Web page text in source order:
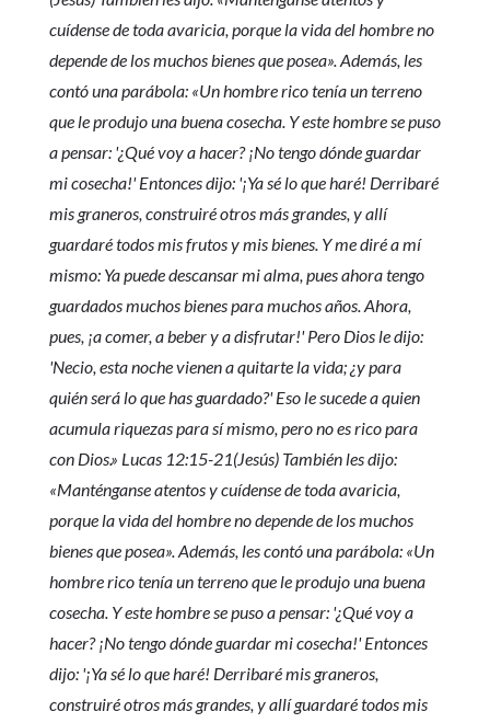
cuídense de toda avaricia, porque la vida del hombre no
depende de los muchos bienes que posea». Además, les
contó una parábola: «Un hombre rico tenía un terreno
que le produjo una buena cosecha. Y este hombre se puso
a pensar: '¿Qué voy a hacer? ¡No tengo dónde guardar
mi cosecha!' Entonces dijo: '¡Ya sé lo que haré! Derribaré
mis graneros, construiré otros más grandes, y allí
guardaré todos mis frutos y mis bienes. Y me diré a mí
mismo: Ya puede descansar mi alma, pues ahora tengo
guardados muchos bienes para muchos años. Ahora,
pues, ¡a comer, a beber y a disfrutar!' Pero Dios le dijo:
'Necio, esta noche vienen a quitarte la vida; ¿y para
quién será lo que has guardado?' Eso le sucede a quien
acumula riquezas para sí mismo, pero no es rico para
con Dios.» Lucas 12:15-21(Jesús) También les dijo:
«Manténganse atentos y cuídense de toda avaricia,
porque la vida del hombre no depende de los muchos
bienes que posea». Además, les contó una parábola: «Un
hombre rico tenía un terreno que le produjo una buena
cosecha. Y este hombre se puso a pensar: '¿Qué voy a
hacer? ¡No tengo dónde guardar mi cosecha!' Entonces
dijo: '¡Ya sé lo que haré! Derribaré mis graneros,
construiré otros más grandes, y allí guardaré todos mis